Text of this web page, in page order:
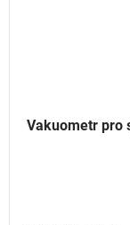
Vakuometr pro